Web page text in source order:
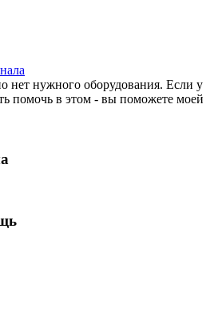
нет нужного оборудования. Если у
помочь в этом - вы поможете моей